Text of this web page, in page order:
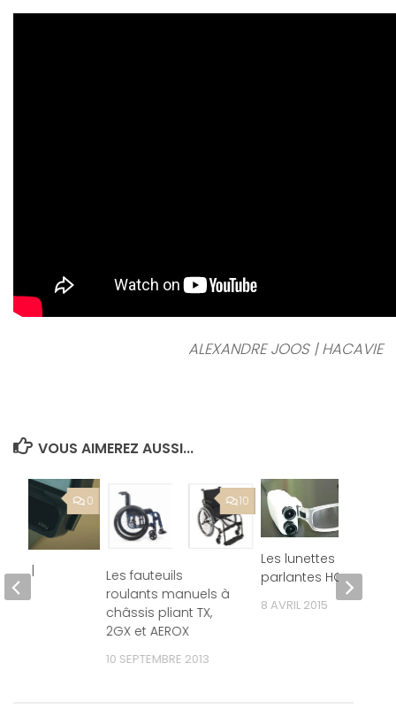
ALEXANDRE JOOS | HACAVIE
VOUS AIMEREZ AUSSI...
10
Les fauteuils
roulants manuels à
châssis pliant TX,
2GX et AEROX
10 SEPTEMBRE 2013
Les lunettes
parlantes HORUS
8 AVRIL 2015
0
|